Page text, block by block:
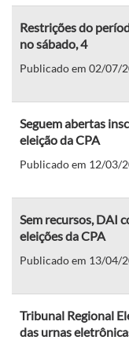
Restrições do
no sábado, 4
Publicado em 02/07/
Seguem abertas
eleição da CPA
Publicado em 12/03/
Sem recursos, DAI
eleições da CPA
Publicado em 13/04/
Tribunal Regional
das urnas